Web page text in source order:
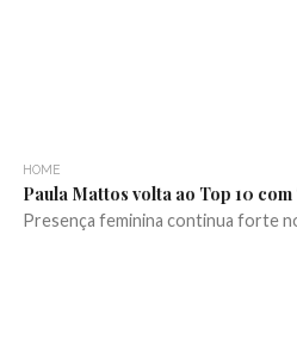
HOME
Paula Mattos volta ao Top 10 com
Presença feminina continua forte